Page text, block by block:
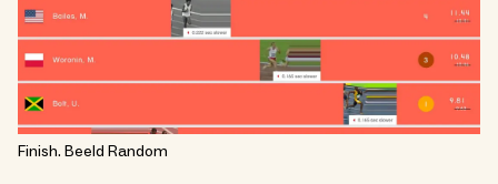
Finish. Beeld Random